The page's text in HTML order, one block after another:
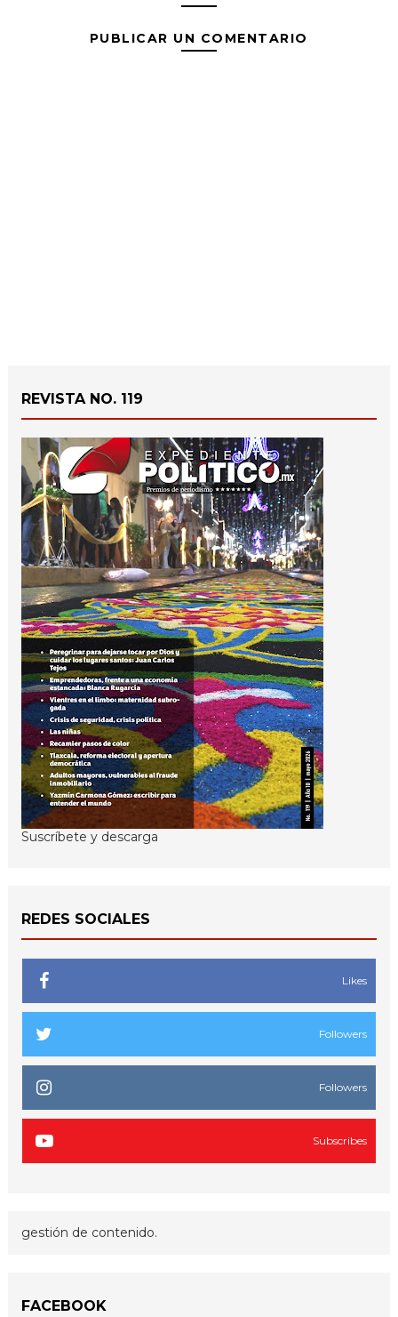
PUBLICAR UN COMENTARIO
REVISTA NO. 119
Suscríbete y descarga
REDES SOCIALES
Likes
Followers
Followers
Subscribes
gestión de contenido.
FACEBOOK